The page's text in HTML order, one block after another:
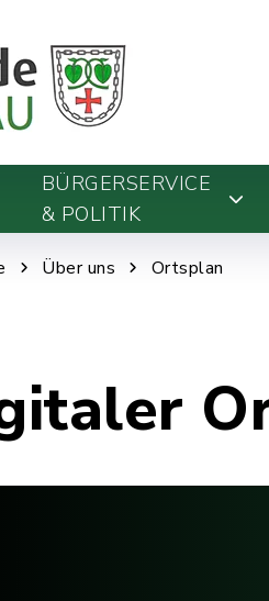
BÜRGERSERVICE
& POLITIK
Über uns Ortsplan